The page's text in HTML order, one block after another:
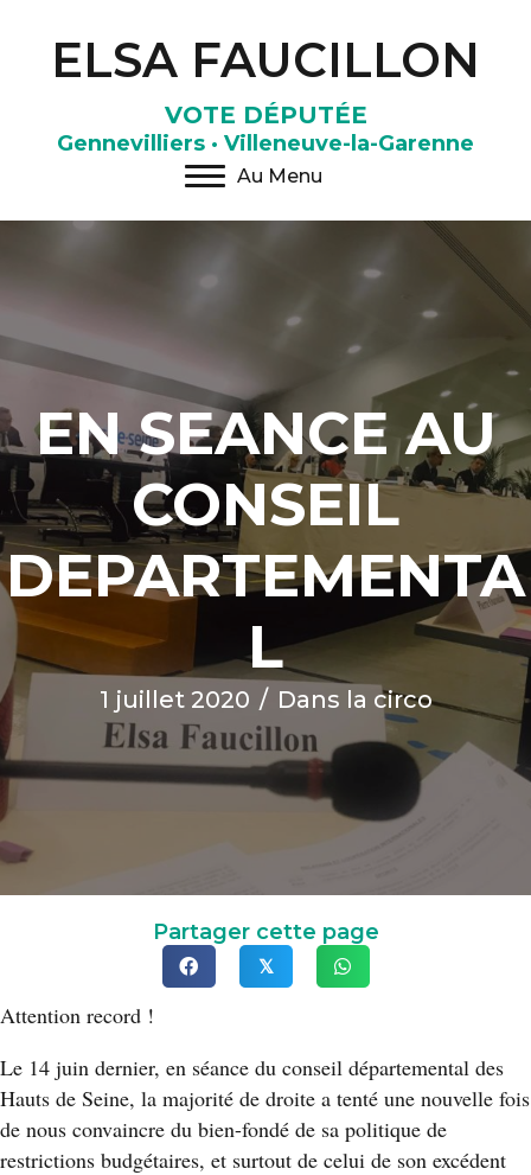
ELSA FAUCILLON
VOTE DÉPUTÉE
Gennevilliers · Villeneuve-la-Garenne
Au Menu
EN SEANCE AU
CONSEIL
DEPARTEMENTA
L
1 juillet 2020 / Dans la circo
Partager cette page
𝕏
Attention record !
Le 14 juin dernier, en séance du conseil départemental des
Hauts de Seine, la majorité de droite a tenté une nouvelle fois
de nous convaincre du bien-fondé de sa politique de
restrictions budgétaires, et surtout de celui de son excédent